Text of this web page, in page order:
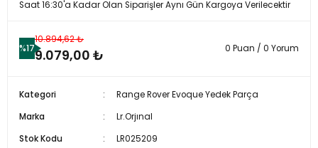
Saat 16:30'a Kadar Olan Siparişler Aynı Gün Kargoya Verilecektir
%17
10.894,62 ₺
9.079,00 ₺ 0 Puan / 0 Yorum
Kategori
Range Rover Evoque Yedek Parça
Marka
Lr.Orjınal
Stok Kodu
LR025209